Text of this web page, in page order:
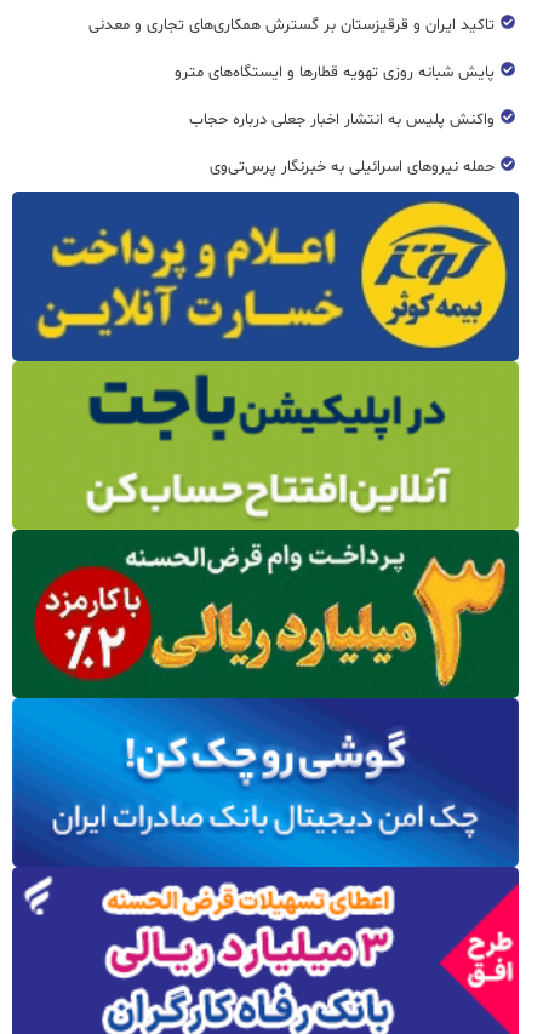
تاکید ایران و قرقیزستان بر گسترش همکاری‌های تجاری و معدنی
پایش شبانه روزی تهویه قطار‌ها و ایستگاه‌های مترو
واکنش پلیس به انتشار اخبار جعلی درباره حجاب
حمله نیروهای اسرائیلی به خبرنگار پرس‌تی‌وی